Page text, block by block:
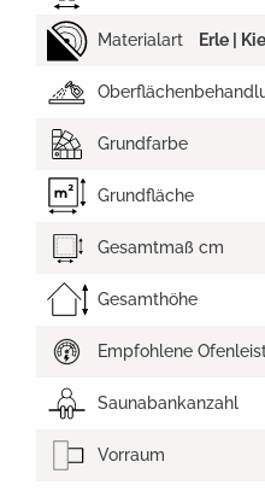
Materialart Erle |
Grundfarbe
Grundfläche
Gesamtmaß cm
Gesamthöhe
Empfohlene
Saunabankanzahl
Vorraum